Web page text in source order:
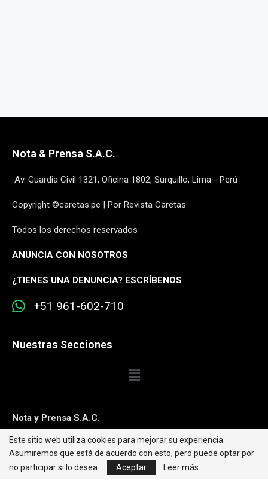
Nota & Prensa S.A.C.
Av. Guardia Civil 1321, Oficina 1802, Surquillo, Lima - Perú
Copyright ©caretas.pe | Por Revista Caretas
Todos los derechos reservados
ANUNCIA CON NOSOTROS
¿TIENES UNA DENUNCIA? ESCRÍBENOS
+51 961-602-710
Nuestras Secciones
Nota y Prensa S.A.C.
Contacto:editorweb@caretas.com.pe
Síguenos:
Este sitio web utiliza cookies para mejorar su experiencia.
Asumiremos que está de acuerdo con esto, pero puede optar por
no participar si lo desea.
Aceptar Leer más